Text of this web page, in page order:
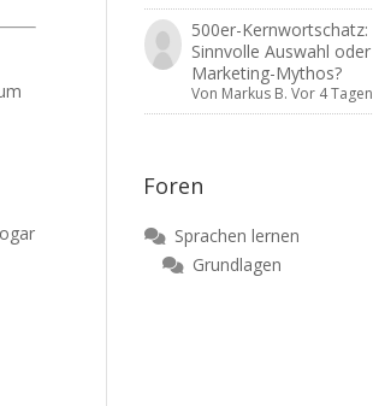
500er-Kernwortschatz:
Sinnvolle Auswahl oder
Marketing-Mythos?
Von Markus B. Vor 4 Tagen
Foren
Sprachen lernen
Grundlagen